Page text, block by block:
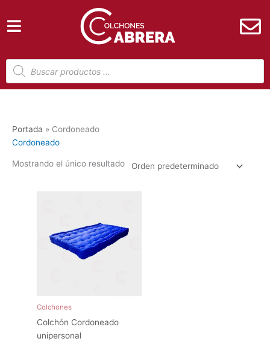
contenido
Búsqueda
de
productos
Portada » Cordoneado
Cordoneado
Mostrando el único resultado
Colchones
Colchón Cordoneado
unipersonal